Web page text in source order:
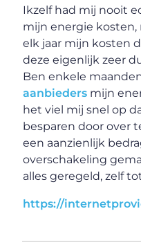
Ikzelf had mij nooit
mijn energie
elk jaar mijn kosten
deze eigenlijk zeer
Ben enkele
aanbieders mijn
het viel mij snel op
besparen door over
een aanzienlijk
overschakeling
alles geregeld, zelf
https://